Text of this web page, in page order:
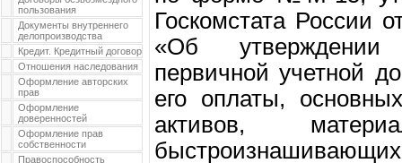
пользования
Документы внутреннего
делопроизводства
Кредит. Кредитный договор
Отношения наследования
Оформление авторских
прав
Оформление
доверенностей
Оформление прав
собственности
Правоспособность
Госкомстата России
«Об
первичной учетной
его оплаты,
активов,